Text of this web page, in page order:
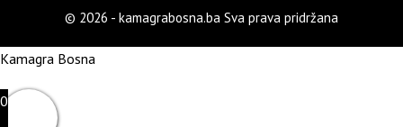
© 2026 - kamagrabosna.ba Sva prava pridržana
Kamagra Bosna
0